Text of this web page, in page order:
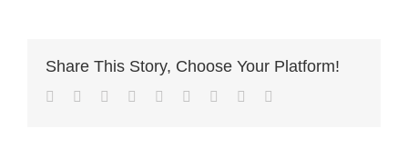
Share This Story, Choose Your Platform!
Facebook
TwitterLinkedIn
Reddit Whatsapp
TumblrPinterest